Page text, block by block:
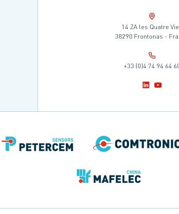
14 ZA les Quatre
38290 Frontonas -
+33 (0)4 74 94 64